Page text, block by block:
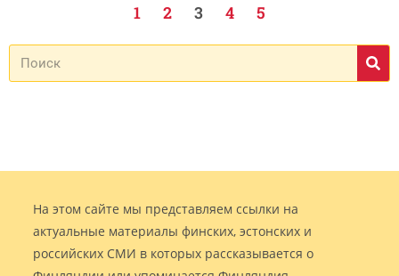
1 2 3 4 5
На этом сайте мы представляем ссылки на
актуальные материалы финских, эстонских и
российских СМИ в которых рассказывается о